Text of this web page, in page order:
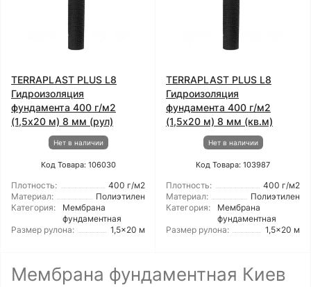
TERRAPLAST PLUS L8
Гидроизоляция
фундамента 400 г/м2
(1,5x20 м) 8 мм (рул)
Нет в наличии
Код Товара: 106030
Плотность:
400 г/м2
Материал:
Полиэтилен
Категория:
Мембрана
фундаментная
Размер рулона:
1,5x20 м
TERRAPLAST PLUS L8
Гидроизоляция
фундамента 400 г/м2
(1,5x20 м) 8 мм (кв.м)
Нет в наличии
Код Товара: 103987
Плотность:
400 г/м2
Материал:
Полиэтилен
Категория:
Мембрана
фундаментная
Размер рулона:
1,5x20 м
Мембрана фундаментная Киев